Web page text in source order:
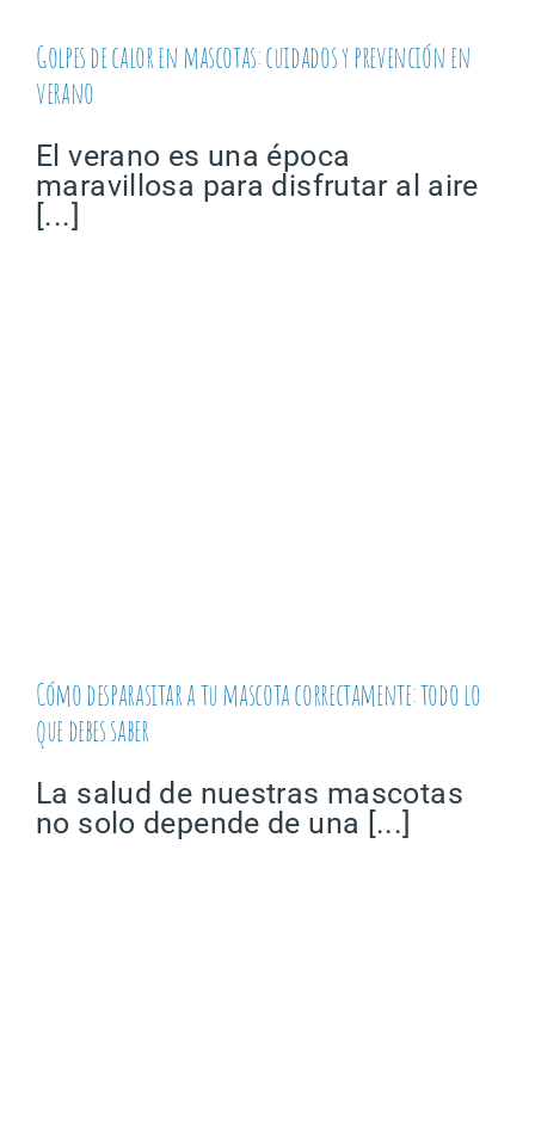
Golpes de calor en mascotas: cuidados y prevención en
verano
El verano es una época
maravillosa para disfrutar al aire
[...]
Cómo desparasitar a tu mascota correctamente: todo lo
que debes saber
La salud de nuestras mascotas
no solo depende de una [...]